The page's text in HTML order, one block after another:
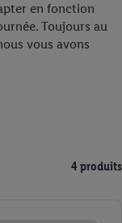
en fonction
Toujours au
vous avons
4 produits